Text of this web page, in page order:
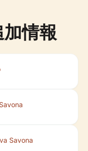
情報
Savona